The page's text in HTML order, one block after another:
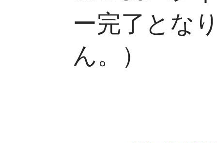
ー完了とな
ん。）